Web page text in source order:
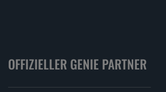
OFFIZIELLER GENIE PARTNER